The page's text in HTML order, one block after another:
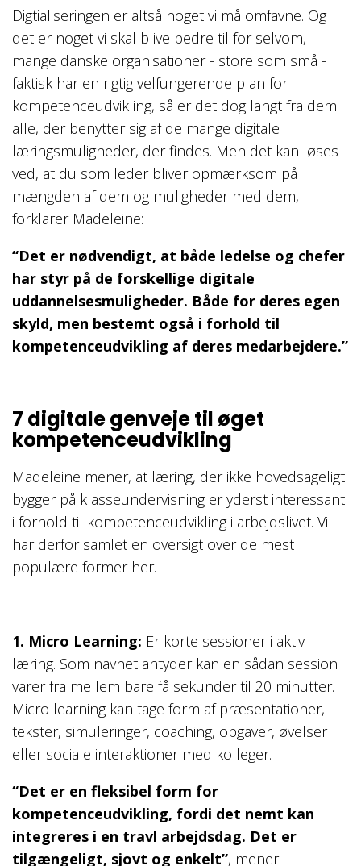
Digtialiseringen er altså noget vi må omfavne. Og
det er noget vi skal blive bedre til for selvom,
mange danske organisationer - store som små -
faktisk har en rigtig velfungerende plan for
kompetenceudvikling, så er det dog langt fra dem
alle, der benytter sig af de mange digitale
læringsmuligheder, der findes. Men det kan løses
ved, at du som leder bliver opmærksom på
mængden af dem og muligheder med dem,
forklarer Madeleine:
“Det er nødvendigt, at både ledelse og chefer
har styr på de forskellige digitale
uddannelsesmuligheder. Både for deres egen
skyld, men bestemt også i forhold til
kompetenceudvikling af deres medarbejdere.”
7 digitale genveje til øget
kompetenceudvikling
Madeleine mener, at læring, der ikke hovedsageligt
bygger på klasseundervisning er yderst interessant
i forhold til kompetenceudvikling i arbejdslivet. Vi
har derfor samlet en oversigt over de mest
populære former her.
1. Micro Learning: Er korte sessioner i aktiv
læring. Som navnet antyder kan en sådan session
varer fra mellem bare få sekunder til 20 minutter.
Micro learning kan tage form af præsentationer,
tekster, simuleringer, coaching, opgaver, øvelser
eller sociale interaktioner med kolleger.
“Det er en fleksibel form for
kompetenceudvikling, fordi det nemt kan
integreres i en travl arbejdsdag. Det er
tilgængeligt, sjovt og enkelt”, mener